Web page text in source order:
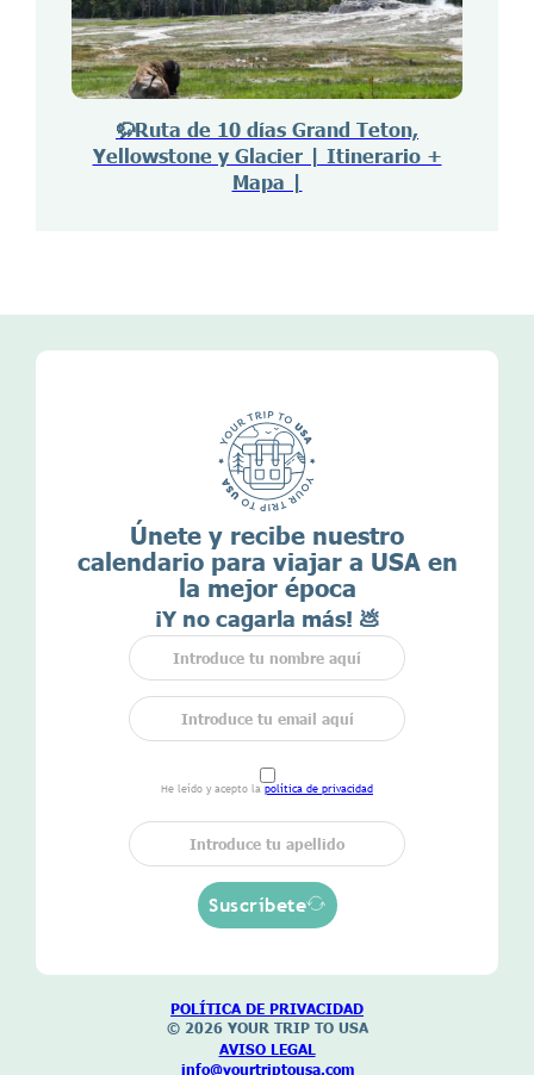
🦬Ruta de 10 días Grand Teton,
Yellowstone y Glacier | Itinerario +
Mapa |
Únete y recibe nuestro
calendario para viajar a USA en
la mejor época
¡Y no cagarla más! 💩
He leído y acepto la política de privacidad
Suscríbete
POLÍTICA DE PRIVACIDAD
© 2026 YOUR TRIP TO USA
AVISO LEGAL
info@yourtriptousa.com